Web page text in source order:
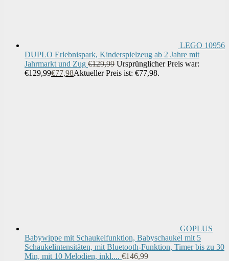
LEGO 10956
DUPLO Erlebnispark, Kinderspielzeug ab 2 Jahre mit
Jahrmarkt und Zug €129,99 Ursprünglicher Preis war:
€129,99€77,98Aktueller Preis ist: €77,98.
GOPLUS
Babywippe mit Schaukelfunktion, Babyschaukel mit 5
Schaukelintensitäten, mit Bluetooth-Funktion, Timer bis zu 30
Min, mit 10 Melodien, inkl.... €146,99